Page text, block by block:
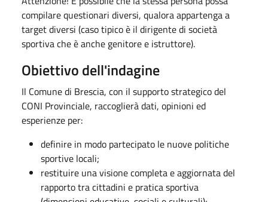
compilare questionari diversi, qualora appartenga a
target diversi (caso tipico è il dirigente di società
sportiva che è anche genitore e istruttore).
Obiettivo dell'indagine
Il Comune di Brescia, con il supporto strategico del
CONI Provinciale, raccoglierà dati, opinioni ed
esperienze per:
definire in modo partecipato le nuove politiche
sportive locali;
restituire una visione completa e aggiornata del
rapporto tra cittadini e pratica sportiva